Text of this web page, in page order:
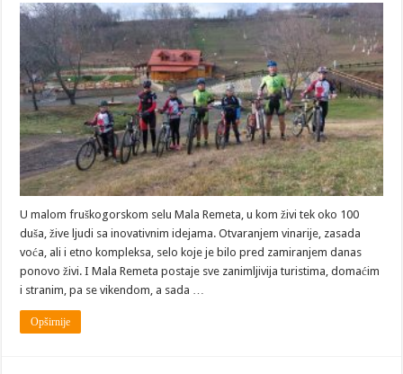
REMETA-
Biciklizam-
bezbedan
za
rekreaciju
i
turizam
U malom fruškogorskom selu Mala Remeta, u kom živi tek oko 100
duša, žive ljudi sa inovativnim idejama. Otvaranjem vinarije, zasada
voća, ali i etno kompleksa, selo koje je bilo pred zamiranjem danas
ponovo živi. I Mala Remeta postaje sve zanimljivija turistima, domaćim
i stranim, pa se vikendom, a sada …
Opširnije